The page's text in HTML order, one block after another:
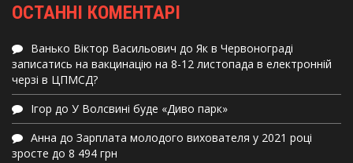
ОСТАННІ КОМЕНТАРІ
Ванько Віктор Васильович до Як в Червонограді
записатись на вакцинацію на 8-12 листопада в електронній
черзі в ЦПМСД?
Ігор до У Волсвині буде «Диво парк»
Анна до Зарплата молодого вихователя у 2021 році
зросте до 8 494 грн